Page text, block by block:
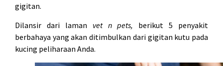
gigitan.
Dilansir dari laman vet n pets,
berikut 5 penyakit
berbahaya yang akan ditimbulkan dari gigitan kutu pada
kucing peliharaan Anda.